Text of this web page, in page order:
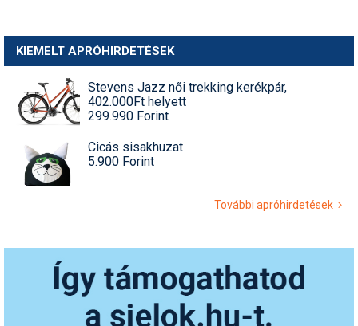
KIEMELT APRÓHIRDETÉSEK
Stevens Jazz női trekking kerékpár,
402.000Ft helyett
299.990 Forint
Cicás sisakhuzat
5.900 Forint
További apróhirdetések